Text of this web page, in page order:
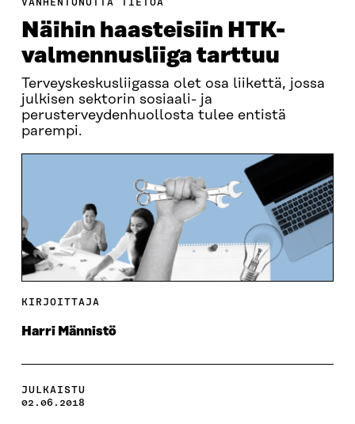
Näihin haasteisiin HTK-
valmennusliiga tarttuu
Terveyskeskusliigassa olet osa liikettä, jossa
julkisen sektorin sosiaali- ja
perusterveydenhuollosta tulee entistä
parempi.
KIRJOITTAJA
Harri Männistö
JULKAISTU
02.06.2018